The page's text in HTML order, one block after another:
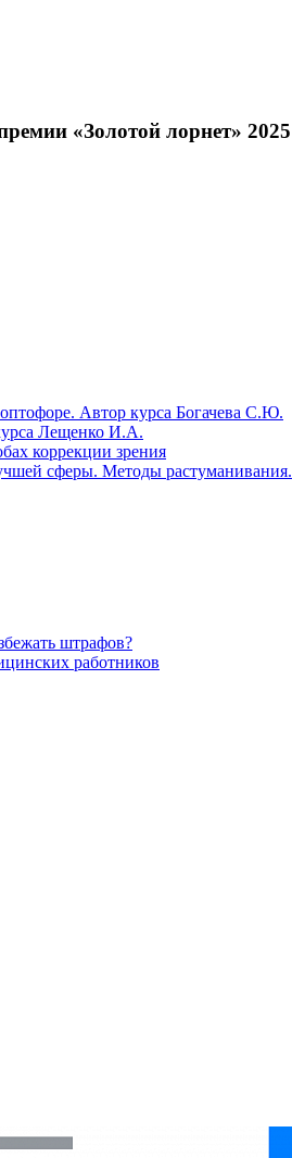
«Золотой лорнет» 2025
Автор курса Богачева С.Ю.
Лещенко И.А.
коррекции зрения
сферы. Методы растуманивания.
штрафов?
работников